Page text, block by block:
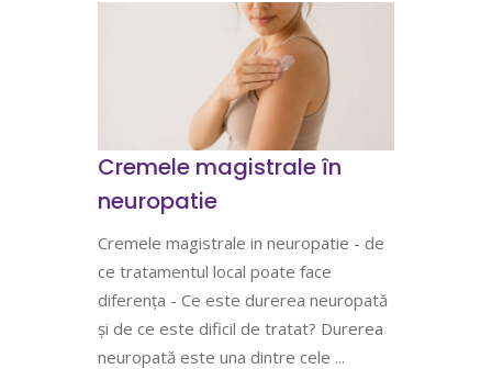
Cremele magistrale în
neuropatie
Cremele magistrale in neuropatie - de
ce tratamentul local poate face
diferența - Ce este durerea neuropată
și de ce este dificil de tratat? Durerea
neuropată este una dintre cele